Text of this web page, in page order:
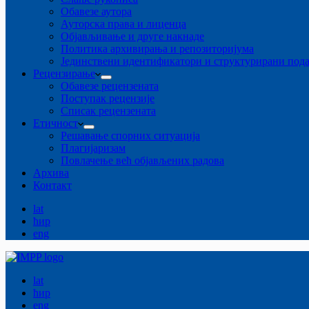
Обавезе аутора
Ауторска права и лиценца
Објављивање и друге накнаде
Политика архивирања и репозиторијума
Јединствени идентификатори и структурирани
Рецензирање
Обавезе рецензената
Поступак рецензије
Списак рецензената
Етичност
Рeшaвaњe спорних ситуација
Плагијаризам
Повлачење већ објављених радова
Архива
Контакт
lat
ћир
eng
lat
ћир
eng